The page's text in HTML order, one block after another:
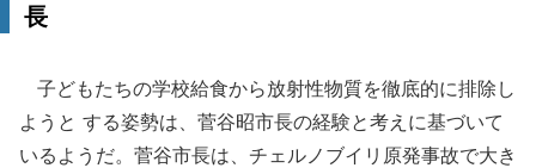
長
子どもたちの学校給食から放射性物質を徹底的に排除し
ようと する姿勢は、菅谷昭市長の経験と考えに基づいて
いるようだ。菅谷市長は、チェルノブイリ原発事故で大き